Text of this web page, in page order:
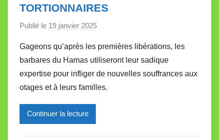
TORTIONNAIRES
Publié le 19 janvier 2025
r
M
i
r
Gageons qu’après les premières libérations, les
barbares du Hamas utiliseront leur sadique
expertise pour infliger de nouvelles souffrances aux
otages et à leurs familles.
Continuer la lecture